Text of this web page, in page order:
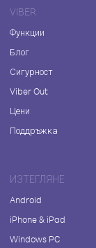
VIBER
Функции
Блог
Сигурност
Viber Out
Цени
Поддръжка
ИЗТЕГЛЯНЕ
Android
iPhone & iPad
Windows PC